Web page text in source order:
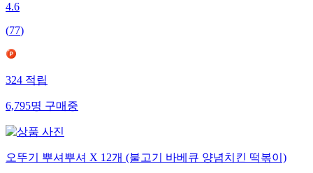
4.6
(77)
324 적립
6,795명 구매중
오뚜기 뿌셔뿌셔 X 12개 (불고기 바베큐 양념치킨 떡볶이)